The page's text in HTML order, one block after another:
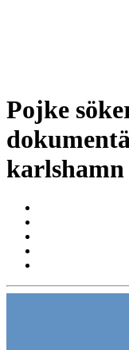
Pojke
karlshamn